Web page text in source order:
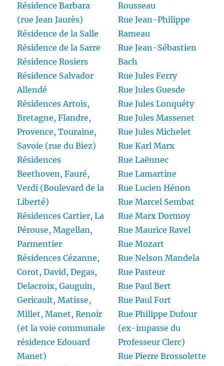
Résidence Barbara
(rue Jean Jaurès)
Résidence de la Salle
Résidence de la Sarre
Résidence Rosiers
Résidence Salvador
Allendé
Résidences Artois,
Bretagne, Flandre,
Provence, Touraine,
Savoie (rue du Biez)
Résidences
Beethoven, Fauré,
Verdi (Boulevard de la
Liberté)
Résidences Cartier, La
Pérouse, Magellan,
Parmentier
Résidences Cézanne,
Corot, David, Degas,
Delacroix, Gauguin,
Gericault, Matisse,
Millet, Manet, Renoir
(et la voie communale
résidence Edouard
Manet)
Rousseau
Rue Jean-Philippe
Rameau
Rue Jean-Sébastien
Bach
Rue Jules Ferry
Rue Jules Guesde
Rue Jules Lonquéty
Rue Jules Massenet
Rue Jules Michelet
Rue Karl Marx
Rue Laënnec
Rue Lamartine
Rue Lucien Hénon
Rue Marcel Sembat
Rue Marx Dormoy
Rue Maurice Ravel
Rue Mozart
Rue Nelson Mandela
Rue Pasteur
Rue Paul Bert
Rue Paul Fort
Rue Philippe Dufour
(ex-impasse du
Professeur Clerc)
Rue Pierre Brossolette